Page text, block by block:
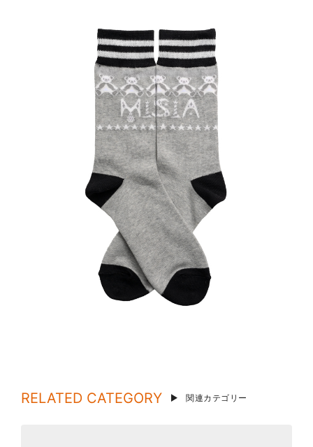
RELATED CATEGORY 関連カテゴリー